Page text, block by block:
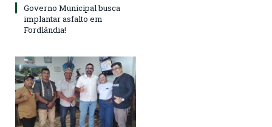
Governo Municipal busca
implantar asfalto em
Fordlândia!